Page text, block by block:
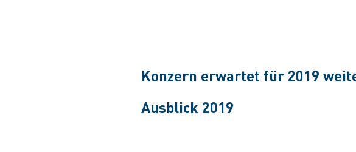
Konzern erwartet für 2019
Ausblick 2019